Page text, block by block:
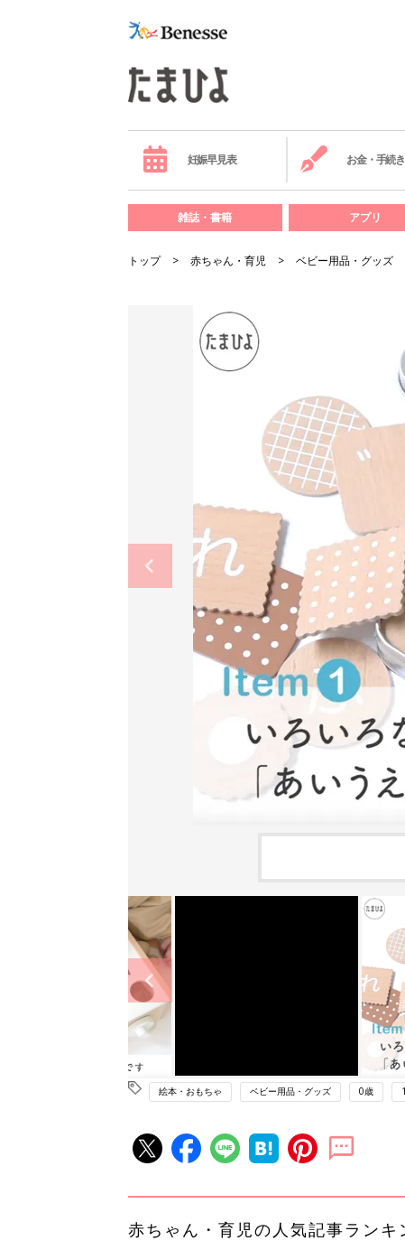
妊娠早見表 お金・手続き
雑誌・書籍 アプリ
トップ 赤ちゃん・育児 ベビー用品・グッズ
絵本・おもちゃ ベビー用品・グッズ 0歳
赤ちゃん・育児の人気記事ランキ